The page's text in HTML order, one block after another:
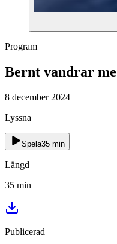
Program
Bernt vandrar
8 december 2024
Lyssna
Spela35 min
Längd
35 min
Publicerad